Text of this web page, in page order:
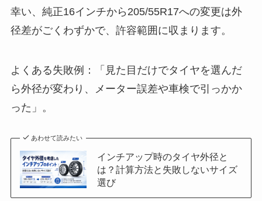
幸い、純正16インチから205/55R17への変更は外
径差がごくわずかで、許容範囲に収まります。
よくある失敗例：「見た目だけでタイヤを選んだ
ら外径が変わり、メーター誤差や車検で引っかか
った」。
あわせて読みたい
インチアップ時のタイヤ外径と
は？計算方法と失敗しないサイズ
選び